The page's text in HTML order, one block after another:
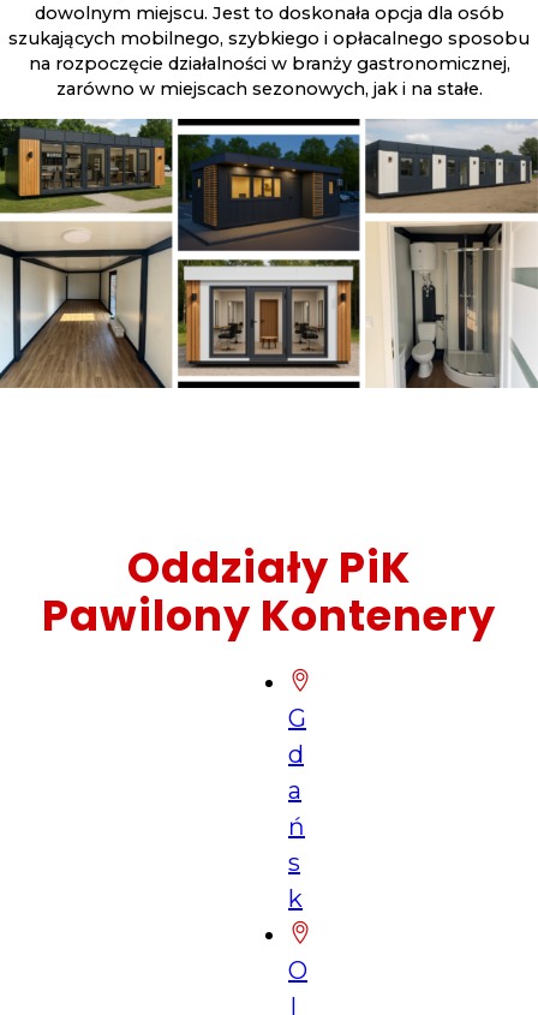
dowolnym miejscu. Jest to doskonała opcja dla osób
szukających mobilnego, szybkiego i opłacalnego sposobu
na rozpoczęcie działalności w branży gastronomicznej,
zarówno w miejscach sezonowych, jak i na stałe.
Oddziały PiK
Pawilony Kontenery
G
d
a
ń
s
k
O
l